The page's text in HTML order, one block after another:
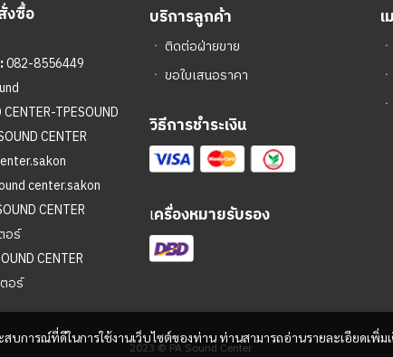
การณ์ที่ดีในการใช้งานเว็บไซต์ของท่าน ท่านสามารถอ่านรายละเอียดเพิ่ม
งซื้อ
082-8556449
CENTER-TPESOUND
CENTER
center.sakon
CENTER
อร์
CENTER
อร์
บริการลูกค้า
ㆍ ติดต่อฝ่ายขาย
ㆍ ขอใบเสนอราคา
วิธีการชำระเงิน
เครื่องหมายรับรอง
ㆍ
ㆍ
ㆍ
2023 © PA Sound Center